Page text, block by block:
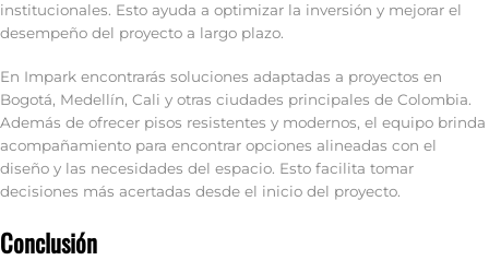
institucionales. Esto ayuda a optimizar la inversión y mejorar el
desempeño del proyecto a largo plazo.
En Impark encontrarás soluciones adaptadas a proyectos en
Bogotá, Medellín, Cali y otras ciudades principales de Colombia.
Además de ofrecer pisos resistentes y modernos, el equipo brinda
acompañamiento para encontrar opciones alineadas con el
diseño y las necesidades del espacio. Esto facilita tomar
decisiones más acertadas desde el inicio del proyecto.
Conclusión